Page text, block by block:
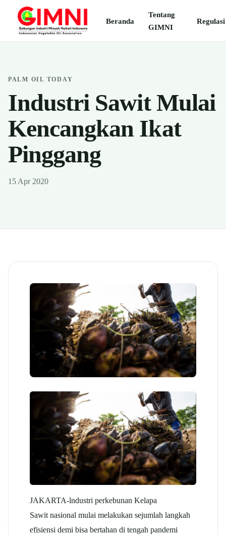
Beranda
Tentang
GIMNI
Regulasi
PALM OIL TODAY
Industri Sawit Mulai
Kencangkan Ikat
Pinggang
15 Apr 2020
JAKARTA-lndustri perkebunan Kelapa
Sawit nasional mulai melakukan sejumlah langkah
efisiensi demi bisa bertahan di tengah pandemi